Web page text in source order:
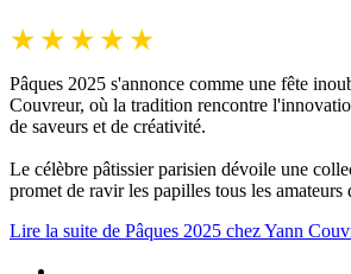
Pâques 2025 s'annonce comme une fête
Couvreur, où la tradition rencontre
de saveurs et de créativité.
Le célèbre pâtissier parisien dévoile une
promet de ravir les papilles tous les amateurs
Lire la suite de Pâques 2025 chez Yann